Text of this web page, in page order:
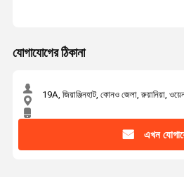
যোগাযোগের ঠিকানা
19A, জিয়াঞ্জিনহাট, কোনও জেলা, রুয়ানিয়া,
এখন